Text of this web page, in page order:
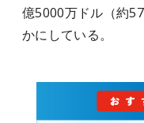
億5000万ドル（約
かにしている。